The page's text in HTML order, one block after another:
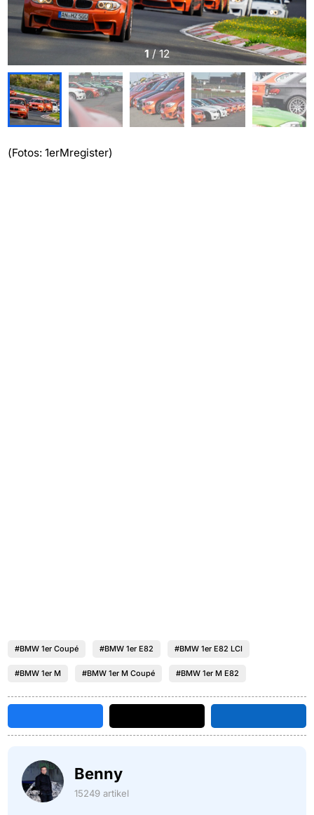
1/12
(Fotos: 1erMregister)
#BMW 1er Coupé #BMW 1er E82 #BMW 1er E82 LCI
#BMW 1er M #BMW 1er M Coupé #BMW 1er M E82
Benny
15249 artikel